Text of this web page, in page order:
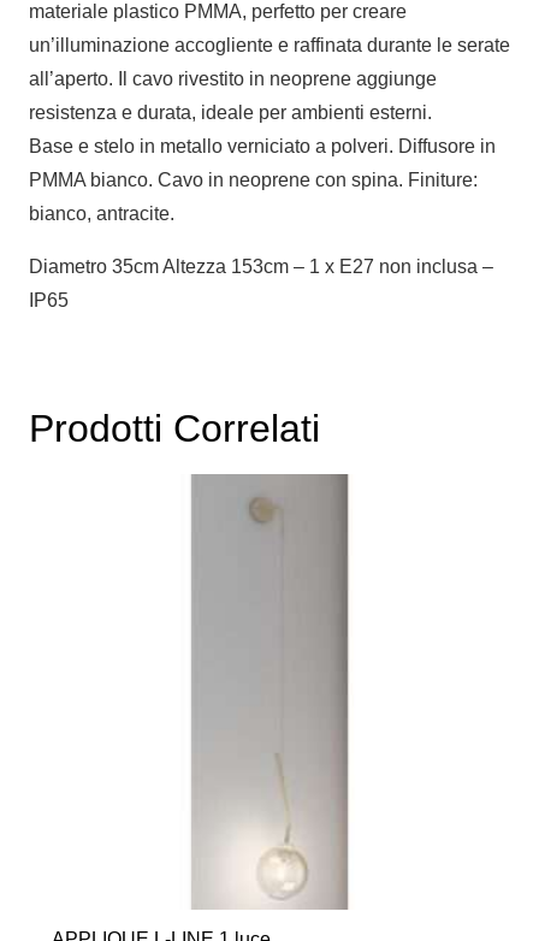
materiale plastico PMMA, perfetto per creare
un’illuminazione accogliente e raffinata durante le serate
all’aperto. Il cavo rivestito in neoprene aggiunge
resistenza e durata, ideale per ambienti esterni.
Base e stelo in metallo verniciato a polveri. Diffusore in
PMMA bianco. Cavo in neoprene con spina. Finiture:
bianco, antracite.
Diametro 35cm Altezza 153cm – 1 x E27 non inclusa –
IP65
Prodotti Correlati